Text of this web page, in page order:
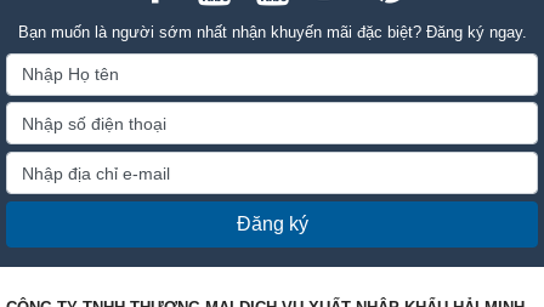
Bạn muốn là người sớm nhất nhận khuyến mãi đặc biệt? Đăng ký ngay.
Đăng ký